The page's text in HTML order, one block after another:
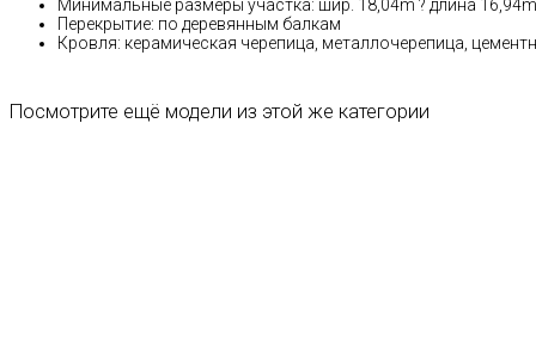
Минимальные размеры участка: шир. 18,04m ? длина 16,94m
Перекрытие: по деревянным балкам
Кровля: керамическая черепица, металлочерепица,
Посмотрите ещё модели из этой же категории